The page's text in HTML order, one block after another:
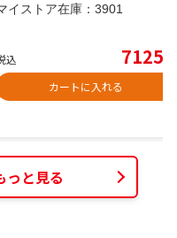
イストア在庫： 3901
込 7125
カートに入れる
っと見る